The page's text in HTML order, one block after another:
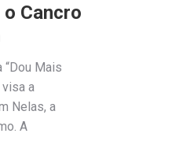
Cancro
“Dou Mais
visa a
Nelas, a
A